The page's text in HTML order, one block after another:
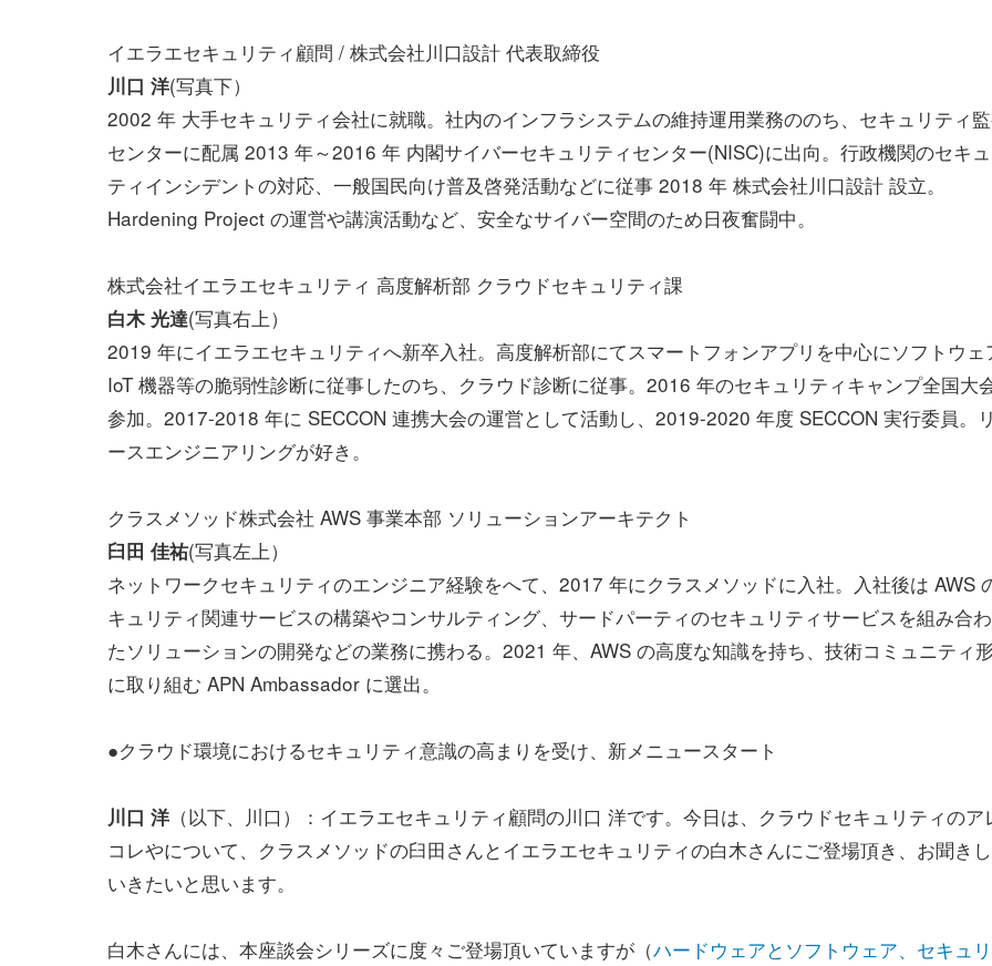
イエラエセキュリティ顧問 / 株式会社川口設計 代表取締役
川口 洋(写真下）
2002 年 大手セキュリティ会社に就職。社内のインフラシステムの維持運用業務ののち、セキュリティ
センターに配属 2013 年～2016 年 内閣サイバーセキュリティセンター(NISC)に出向。行政機関のセキュ
ティインシデントの対応、一般国民向け普及啓発活動などに従事 2018 年 株式会社川口設計 設立。
Hardening Project の運営や講演活動など、安全なサイバー空間のため日夜奮闘中。
株式会社イエラエセキュリティ 高度解析部 クラウドセキュリティ課
白木 光達(写真右上）
2019 年にイエラエセキュリティへ新卒入社。高度解析部にてスマートフォンアプリを中心にソフトウェ
IoT 機器等の脆弱性診断に従事したのち、クラウド診断に従事。2016 年のセキュリティキャンプ全国大
参加。2017-2018 年に SECCON 連携大会の運営として活動し、2019-2020 年度 SECCON 実行委員。
ースエンジニアリングが好き。
クラスメソッド株式会社 AWS 事業本部 ソリューションアーキテクト
臼田 佳祐(写真左上）
ネットワークセキュリティのエンジニア経験をへて、2017 年にクラスメソッドに入社。入社後は AWS
キュリティ関連サービスの構築やコンサルティング、サードパーティのセキュリティサービスを組み合
たソリューションの開発などの業務に携わる。2021 年、AWS の高度な知識を持ち、技術コミュニティ
に取り組む APN Ambassador に選出。
●クラウド環境におけるセキュリティ意識の高まりを受け、新メニュースタート
川口 洋（以下、川口）：イエラエセキュリティ顧問の川口 洋です。今日は、クラウドセキュリティのア
コレやについて、クラスメソッドの臼田さんとイエラエセキュリティの白木さんにご登場頂き、お聞き
いきたいと思います。
白木さんには、本座談会シリーズに度々ご登場頂いていますが（ハードウェアとソフトウェア、セキュ